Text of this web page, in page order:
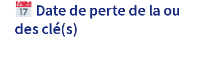
Date de perte de la ou
des clé(s)